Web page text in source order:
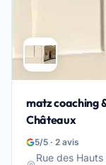
matz coaching
Châteaux
5/5 · 2 avis
Rue des